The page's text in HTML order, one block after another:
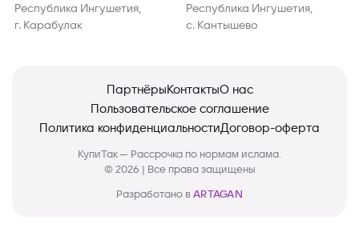
Республика Ингушетия,
г. Карабулак
Республика Ингушетия,
с. Кантышево
ПартнёрыКонтактыО нас
Пользовательское соглашение
Политика конфиденциальностиДоговор-оферта
КупиТак — Рассрочка по нормам ислама.
© 2026 | Все права защищены
Разработано в ARTAGAN